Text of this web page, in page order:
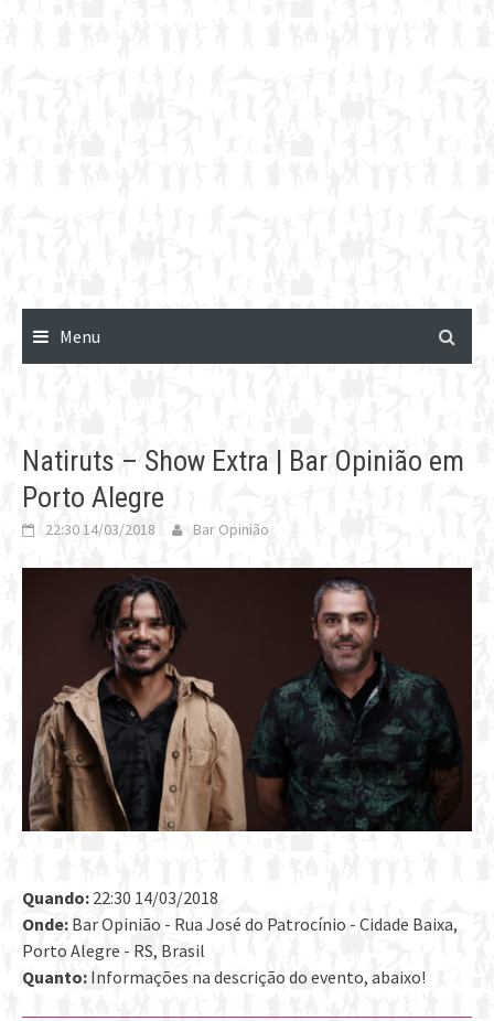
Menu
Natiruts – Show Extra | Bar Opinião em
Porto Alegre
22:30 14/03/2018 Bar Opinião
Quando: 22:30 14/03/2018
Onde: Bar Opinião - Rua José do Patrocínio - Cidade Baixa,
Porto Alegre - RS, Brasil
Quanto: Informações na descrição do evento, abaixo!